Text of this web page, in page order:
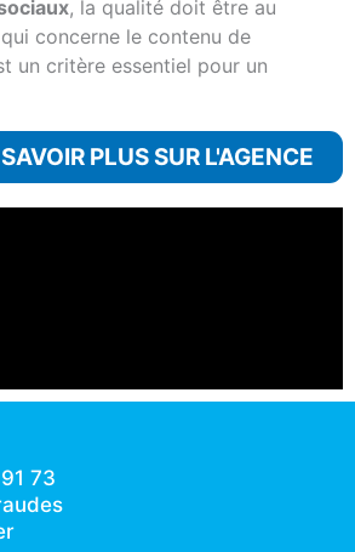
, la qualité doit être au
concerne le contenu de
un critère essentiel pour un
PLUS SUR L'AGENCE
73